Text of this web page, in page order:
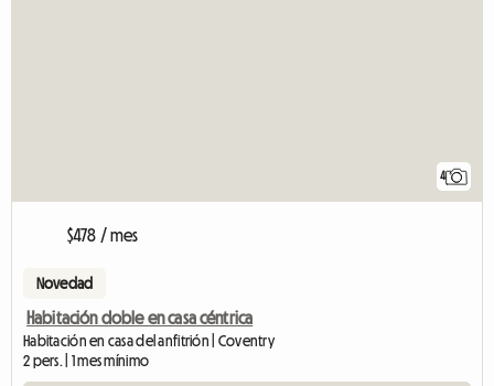
4
$478 / mes
Novedad
Habitación doble en casa céntrica
Habitación en casa del anfitrión | Coventry
2 pers. | 1 mes mínimo